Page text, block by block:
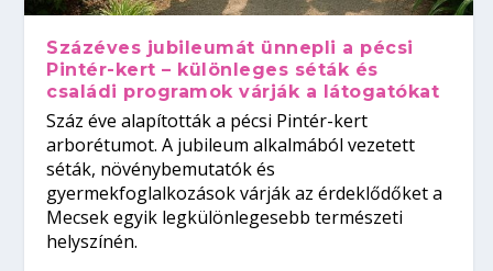
Százéves jubileumát ünnepli a pécsi
Pintér-kert – különleges séták és
családi programok várják a látogatókat
Száz éve alapították a pécsi Pintér-kert
arborétumot. A jubileum alkalmából vezetett
séták, növénybemutatók és
gyermekfoglalkozások várják az érdeklődőket a
Mecsek egyik legkülönlegesebb természeti
helyszínén.